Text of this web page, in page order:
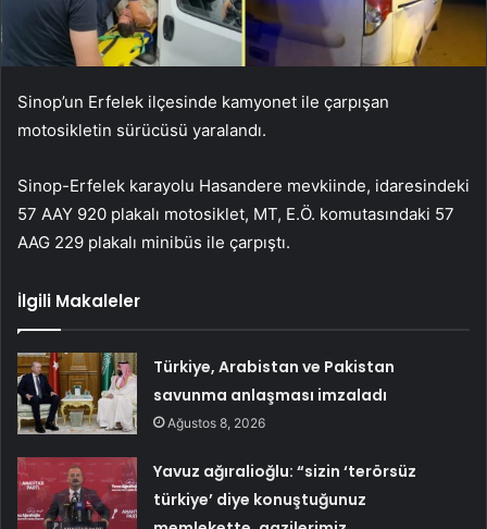
Sinop’un Erfelek ilçesinde kamyonet ile çarpışan
motosikletin sürücüsü yaralandı.
Sinop-Erfelek karayolu Hasandere mevkiinde, idaresindeki
57 AAY 920 plakalı motosiklet, MT, E.Ö. komutasındaki 57
AAG 229 plakalı minibüs ile çarpıştı.
İlgili Makaleler
Türkiye, Arabistan ve Pakistan
savunma anlaşması imzaladı
Ağustos 8, 2026
Yavuz ağıralioğlu: “sizin ‘terörsüz
türkiye’ diye konuştuğunuz